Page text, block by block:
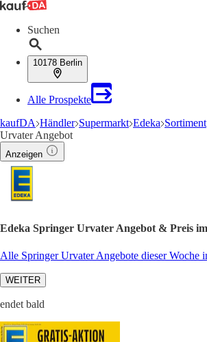
Suchen
10178 Berlin
Alle Prospekte
kaufDA Händler Supermarkt Edeka Sortiment
Urvater Angebot
Anzeigen
Edeka Springer Urvater Angebot & Preis
Alle Springer Urvater Angebote dieser Woche
WEITER
endet bald